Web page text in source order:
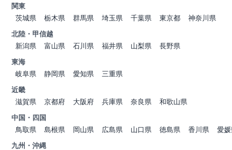
関東
茨城県
栃木県 群馬県 埼玉県 千葉県 東京都
神奈川県
北陸・甲信越
新潟県
富山県 石川県 福井県 山梨県
長野県
東海
岐阜県
静岡県 愛知県
三重県
近畿
滋賀県
京都府 大阪府 兵庫県 奈良県
和歌山県
中国・四国
鳥取県
島根県 岡山県 広島県 山口県 徳島県 香川県 愛
九州・沖縄